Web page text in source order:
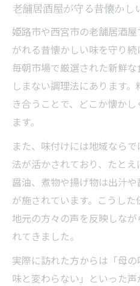
老舗居酒屋が守る昔懐かし
姫路市や西宮市の老舗居酒
がれる昔懐かしい味を守り続
毎朝市場で厳選された新鮮
しまない調理法にあります
き合うことで、どこか懐か
ます。
また、味付けには地域なら
法が活かされており、たと
醤油、煮物や揚げ物は出汁
が施されています。こうし
地元の方々の声を反映しな
れてきました。
実際に訪れた方からは「母
味と変わらない」といった